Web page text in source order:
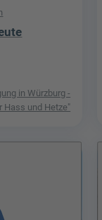
in Würzburg -
Hass und Hetze"